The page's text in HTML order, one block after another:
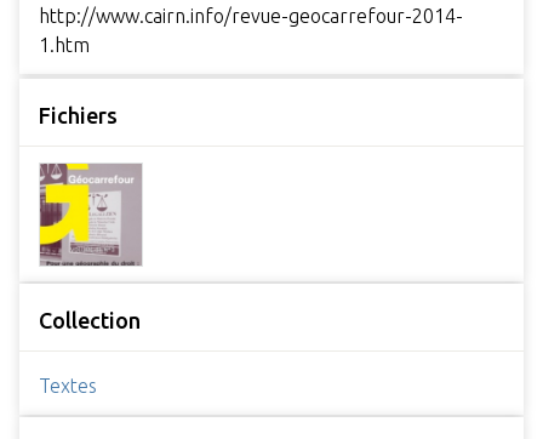
http://www.cairn.info/revue-geocarrefour-2014-
1.htm
Fichiers
Collection
Textes